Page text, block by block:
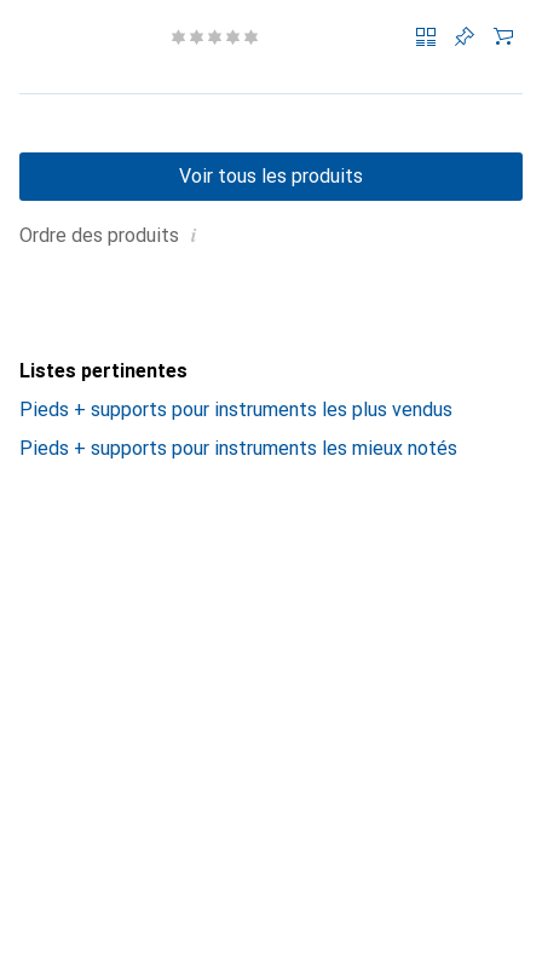
Ordre des produits i
Voir tous les produits
Listes pertinentes
Pieds + supports pour instruments les plus vendus
Pieds + supports pour instruments les mieux notés